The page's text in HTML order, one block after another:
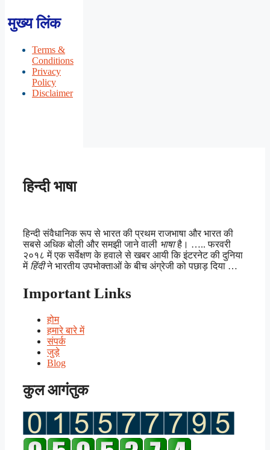
मुख्य लिंक
Terms &
Conditions
Privacy
Policy
Disclaimer
हिन्दी भाषा
हिन्दी संवैधानिक रूप से भारत की प्रथम राजभाषा और भारत की
सबसे अधिक बोली और समझी जाने वाली भाषाहै। ….. फरवरी
२०१८ में एक सर्वेक्षण के हवाले से खबर आयी कि इंटरनेट की दुनिया
में हिंदीने भारतीय उपभोक्ताओं के बीच अंग्रेजी को पछाड़ दिया …
Important Links
होम
हमारे बारे में
संपर्क
जुड़े
Blog
कुल आगंतुक